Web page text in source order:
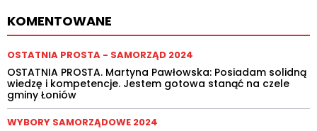
KOMENTOWANE
OSTATNIA PROSTA - SAMORZĄD 2024
OSTATNIA PROSTA. Martyna Pawłowska: Posiadam solidną
wiedzę i kompetencje. Jestem gotowa stanąć na czele
gminy Łoniów
WYBORY SAMORZĄDOWE 2024